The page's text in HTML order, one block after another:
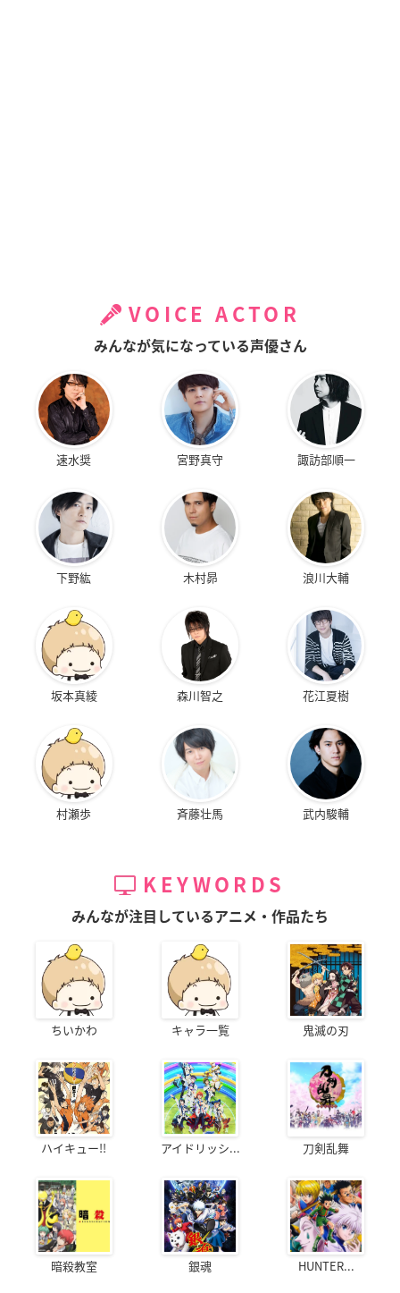
VOICE ACTOR
みんなが気になっている声優さん
速水奨 宮野真守 諏訪部順一
下野紘 木村昴 浪川大輔
坂本真綾 森川智之 花江夏樹
村瀬歩 斉藤壮馬 武内駿輔
KEYWORDS
みんなが注目しているアニメ・作品たち
ちいかわ キャラ一覧 鬼滅の刃
ハイキュー!! アイドリッシ... 刀剣乱舞
暗殺教室 銀魂 HUNTER...